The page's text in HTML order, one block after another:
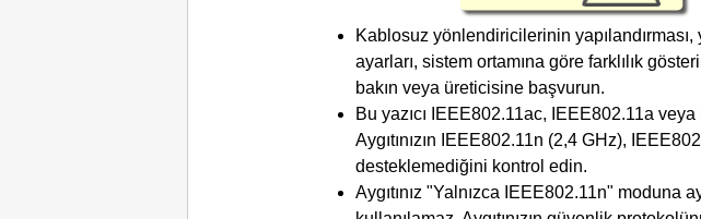
Kablosuz yönlendiricilerinin
ayarları, sistem ortamına göre farklılık
bakın veya üreticisine başvurun.
Bu yazıcı IEEE802.11ac, IEEE802.11a veya
Aygıtınızın
IEEE802.11n (2,4 GHz),
desteklemediğini kontrol edin.
Aygıtınız "Yalnızca
IEEE802.11n" moduna